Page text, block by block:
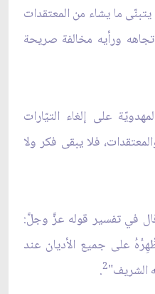
ما يشاء من المعتقدات
ورأيه مخالفة صريحة
على إلغاء التيّارات
فلا يبقى فكر ولا
قال في تفسير قوله عزَّ وجلَّ:
الدِّينِ كُلِّهِ﴾1: "يُظْهِرُهُ على جميع الأديان عند
الشريف"2
.